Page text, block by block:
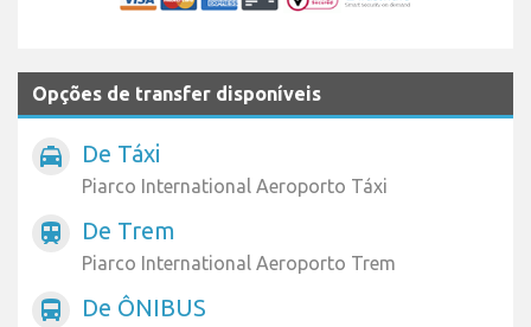
Opções de transfer disponíveis
local_taxi De Táxi
Piarco International Aeroporto Táxi
train De Trem
Piarco International Aeroporto Trem
directions_bus De ÔNIBUS